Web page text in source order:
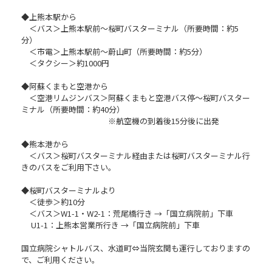
◆上熊本駅から
＜バス＞上熊本駅前～桜町バスターミナル（所要時間：約5
分）
＜市電＞上熊本駅前～蔚山町（所要時間：約5分）
＜タクシー＞約1000円
◆阿蘇くまもと空港から
＜空港リムジンバス＞阿蘇くまもと空港バス停～桜町バスター
ミナル（所要時間：約40分）
※航空機の到着後15分後に出発
◆熊本港から
＜バス＞桜町バスターミナル経由または桜町バスターミナル行
きのバスをご利用下さい。
◆桜町バスターミナルより
＜徒歩＞約10分
＜バス＞W1-1・W2-1：荒尾橋行き →「国立病院前」下車
U1-1：上熊本営業所行き →「国立病院前」下車
国立病院シャトルバス、水道町⇔当院玄関も運行しておりますの
で、ご利用ください。